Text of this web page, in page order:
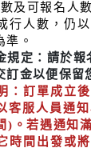
及可報名人
行人數，仍
準。
規定：請於報
訂金以便保留
：訂單成立
客服人員通
)。若遇通知
時間出發或